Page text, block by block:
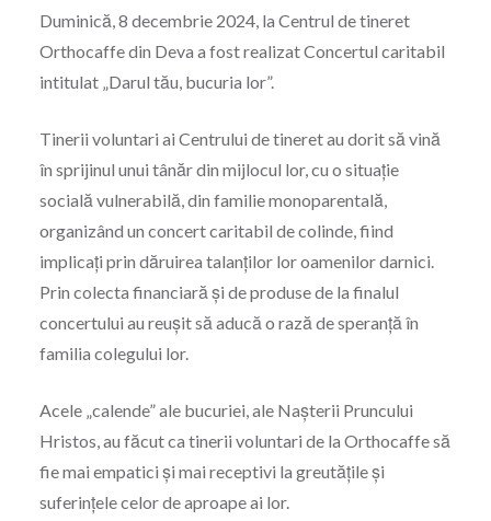
Duminică, 8 decembrie 2024, la Centrul de tineret
Orthocaffe din Deva a fost realizat Concertul caritabil
intitulat „Darul tău, bucuria lor”.
Tinerii voluntari ai Centrului de tineret au dorit să vină
în sprijinul unui tânăr din mijlocul lor, cu o situație
socială vulnerabilă, din familie monoparentală,
organizând un concert caritabil de colinde, fiind
implicați prin dăruirea talanților lor oamenilor darnici.
Prin colecta financiară și de produse de la finalul
concertului au reușit să aducă o rază de speranță în
familia colegului lor.
Acele „calende” ale bucuriei, ale Nașterii Pruncului
Hristos, au făcut ca tinerii voluntari de la Orthocaffe să
fie mai empatici și mai receptivi la greutățile și
suferințele celor de aproape ai lor.